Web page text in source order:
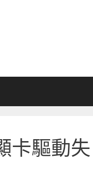
卡驅動失